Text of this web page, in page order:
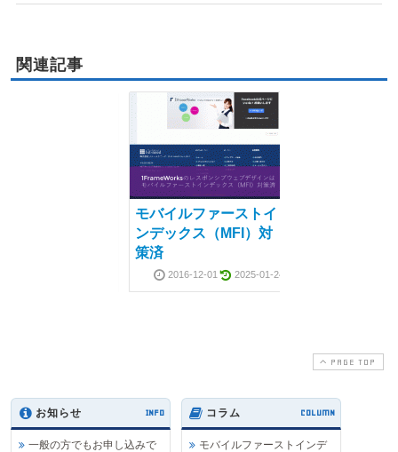
関連記事
モバイルファーストイ
ンデックス（MFI）対
策済
2016-12-01 2025-01-24
ファーストイ
クス（MFI）対
PAGE TOP
お知らせ INFO
一般の方でもお申し込みで
コラム COLUMN
モバイルファーストインデ